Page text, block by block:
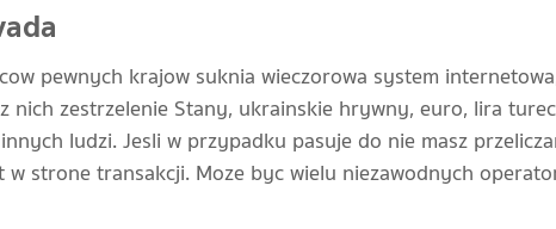
pewnych krajow suknia wieczorowa system
nich zestrzelenie Stany, ukrainskie hrywny, euro, lira
ludzi. Jesli w przypadku pasuje do nie masz
strone transakcji. Moze byc wielu niezawodnych